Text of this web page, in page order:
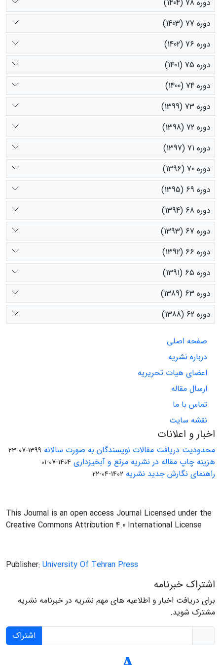
دوره 78 (1404)
دوره 77 (1403)
دوره 76 (1402)
دوره 75 (1401)
دوره 74 (1400)
دوره 73 (1399)
دوره 72 (1398)
دوره 71 (1397)
دوره 70 (1396)
دوره 69 (1395)
دوره 68 (1394)
دوره 67 (1393)
دوره 66 (1392)
دوره 65 (1391)
دوره 63 (1389)
دوره 62 (1388)
صفحه اصلی
درباره نشریه
اعضای هیات تحریریه
ارسال مقاله
تماس با ما
نقشه سایت
اخبار و اعلانات
محدودیت دریافت مقالات نویسندگان به صورت سالانه 1399-07-23
هزینه چاپ مقاله در نشریه مرتع و آبخیزداری 1404-07-01
راهنمای نگارش جدید نشریه 1402-04-22
This Journal is an open access Journal Licensed under the
Creative Commons Attribution 4.0 International License
Publisher: University Of Tehran Press
اشتراک خبرنامه
برای دریافت اخبار و اطلاعیه های مهم نشریه در خبرنامه نشریه
مشترک شوید.
اشتراک